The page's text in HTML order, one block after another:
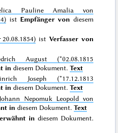
Pauline Amalia von
ist Empfänger von diesem
ist Verfasser von
August (*02.08.1815
in diesem Dokument.Text
Joseph (*17.12.1813
in diesem Dokument.Text
Nepomuk Leopold von
in diesem Dokument.Text
erwähnt indiesem Dokument.